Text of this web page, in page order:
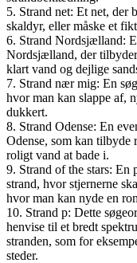
5. Strand net: Et net, der
skaldyr, eller måske et
6. Strand Nordsjælland:
Nordsjælland, der
klart vand og dejlige
7. Strand nær mig: En
hvor man kan slappe af,
dukkert.
8. Strand Odense: En
Odense, som kan tilbyde
roligt vand at bade i.
9. Strand of the stars: En
strand, hvor stjernerne
hvor man kan nyde en
10. Strand p: Dette
henvise til et bredt
stranden, som for
steder.